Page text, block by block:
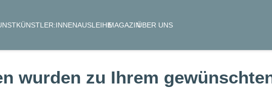
KÜNSTLER:INNENAUSLEIHEMAGAZINÜBER UNS
wurden zu Ihrem